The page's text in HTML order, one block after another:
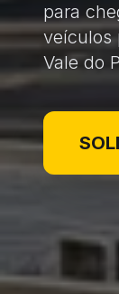
para
veículos
Vale do